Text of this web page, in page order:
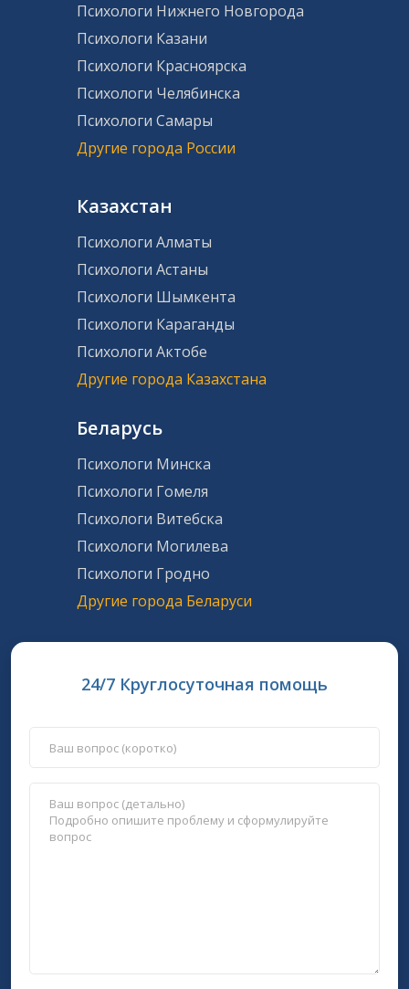
Психологи Нижнего Новгорода
Психологи Казани
Психологи Красноярска
Психологи Челябинска
Психологи Самары
Другие города России
Казахстан
Психологи Алматы
Психологи Астаны
Психологи Шымкента
Психологи Караганды
Психологи Актобе
Другие города Казахстана
Беларусь
Психологи Минска
Психологи Гомеля
Психологи Витебска
Психологи Могилева
Психологи Гродно
Другие города Беларуси
24/7 Круглосуточная помощь